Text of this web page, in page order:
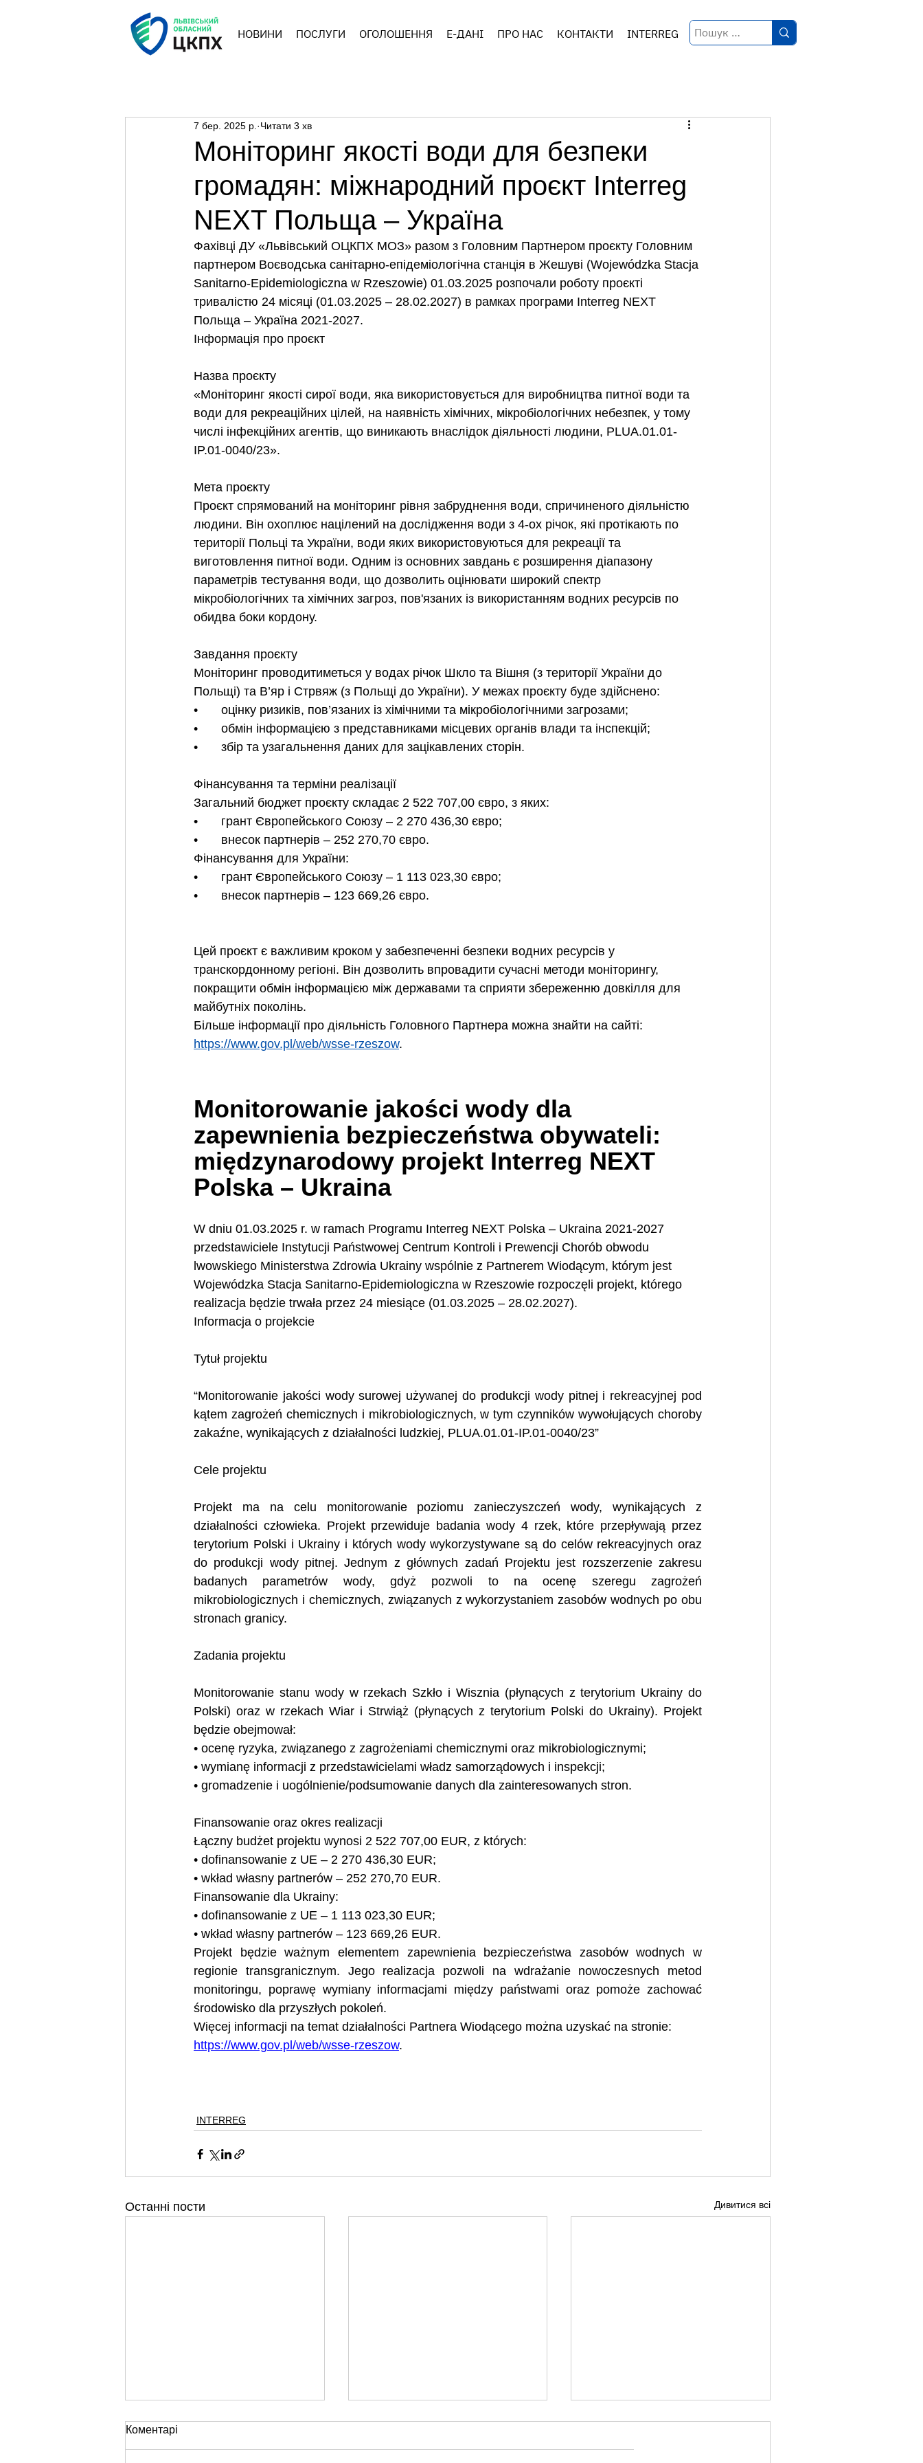
НОВИНИ ПОСЛУГИ ОГОЛОШЕННЯ E-ДАНІ ПРО НАС КОНТАКТИ INTERREG
Моніторинг якості води для безпеки
громадян: міжнародний проєкт Interreg
NEXT Польща – Україна
7 бер. 2025 р. Читати 3 хв
Фахівці ДУ «Львівський ОЦКПХ МОЗ» разом з Головним Партнером проєкту Головним
партнером Воєводська санітарно-епідеміологічна станція в Жешуві (Wojewódzka Stacja
Sanitarno-Epidemiologiczna w Rzeszowie) 01.03.2025 розпочали роботу проєкті
тривалістю 24 місяці (01.03.2025 – 28.02.2027) в рамках програми Interreg NEXT
Польща – Україна 2021-2027.
Інформація про проєкт
Назва проєкту
«Моніторинг якості сирої води, яка використовується для виробництва питної води та
води для рекреаційних цілей, на наявність хімічних, мікробіологічних небезпек, у тому
числі інфекційних агентів, що виникають внаслідок діяльності людини, PLUA.01.01-
IP.01-0040/23».
Мета проєкту
Проєкт спрямований на моніторинг рівня забруднення води, спричиненого діяльністю
людини. Він охоплює націлений на дослідження води з 4-ох річок, які протікають по
території Польці та України, води яких використовуються для рекреації та
виготовлення питної води. Одним із основних завдань є розширення діапазону
параметрів тестування води, що дозволить оцінювати широкий спектр
мікробіологічних та хімічних загроз, пов'язаних із використанням водних ресурсів по
обидва боки кордону.
Завдання проєкту
Моніторинг проводитиметься у водах річок Шкло та Вішня (з території України до
Польщі) та В’яр і Стрвяж (з Польщі до України). У межах проєкту буде здійснено:
•	оцінку ризиків, пов’язаних із хімічними та мікробіологічними загрозами;
•	обмін інформацією з представниками місцевих органів влади та інспекцій;
•	збір та узагальнення даних для зацікавлених сторін.
Фінансування та терміни реалізації
Загальний бюджет проєкту складає 2 522 707,00 євро, з яких:
•	грант Європейського Союзу – 2 270 436,30 євро;
•	внесок партнерів – 252 270,70 євро.
Фінансування для України:
•	грант Європейського Союзу – 1 113 023,30 євро;
•	внесок партнерів – 123 669,26 євро.
Цей проєкт є важливим кроком у забезпеченні безпеки водних ресурсів у
транскордонному регіоні. Він дозволить впровадити сучасні методи моніторингу,
покращити обмін інформацією між державами та сприяти збереженню довкілля для
майбутніх поколінь.
Більше інформації про діяльність Головного Партнера можна знайти на сайті:
https://www.gov.pl/web/wsse-rzeszow.
Monitorowanie jakości wody dla
zapewnienia bezpieczeństwa obywateli:
międzynarodowy projekt Interreg NEXT
Polska – Ukraina
W dniu 01.03.2025 r. w ramach Programu Interreg NEXT Polska – Ukraina 2021-2027
przedstawiciele Instytucji Państwowej Centrum Kontroli i Prewencji Chorób obwodu
lwowskiego Ministerstwa Zdrowia Ukrainy wspólnie z Partnerem Wiodącym, którym jest
Wojewódzka Stacja Sanitarno-Epidemiologiczna w Rzeszowie rozpoczęli projekt, którego
realizacja będzie trwała przez 24 miesiące (01.03.2025 – 28.02.2027).
Informacja o projekcie
Tytuł projektu
“Monitorowanie jakości wody surowej używanej do produkcji wody pitnej i rekreacyjnej pod
kątem zagrożeń chemicznych i mikrobiologicznych, w tym czynników wywołujących choroby
zakaźne, wynikających z działalności ludzkiej, PLUA.01.01-IP.01-0040/23”
Cele projektu
Projekt ma na celu monitorowanie poziomu zanieczyszczeń wody, wynikających z
działalności człowieka. Projekt przewiduje badania wody 4 rzek, które przepływają przez
terytorium Polski i Ukrainy i których wody wykorzystywane są do celów rekreacyjnych oraz
do produkcji wody pitnej. Jednym z głównych zadań Projektu jest rozszerzenie zakresu
badanych parametrów wody, gdyż pozwoli to na ocenę szeregu zagrożeń
mikrobiologicznych i chemicznych, związanych z wykorzystaniem zasobów wodnych po obu
stronach granicy.
Zadania projektu
Monitorowanie stanu wody w rzekach Szkło i Wisznia (płynących z terytorium Ukrainy do
Polski) oraz w rzekach Wiar i Strwiąż (płynących z terytorium Polski do Ukrainy). Projekt
będzie obejmował:
• ocenę ryzyka, związanego z zagrożeniami chemicznymi oraz mikrobiologicznymi;
• wymianę informacji z przedstawicielami władz samorządowych i inspekcji;
• gromadzenie i uogólnienie/podsumowanie danych dla zainteresowanych stron.
Finansowanie oraz okres realizacji
Łączny budżet projektu wynosi 2 522 707,00 EUR, z których:
• dofinansowanie z UE – 2 270 436,30 EUR;
• wkład własny partnerów – 252 270,70 EUR.
Finansowanie dla Ukrainy:
• dofinansowanie z UE – 1 113 023,30 EUR;
• wkład własny partnerów – 123 669,26 EUR.
Projekt będzie ważnym elementem zapewnienia bezpieczeństwa zasobów wodnych w
regionie transgranicznym. Jego realizacja pozwoli na wdrażanie nowoczesnych metod
monitoringu, poprawę wymiany informacjami między państwami oraz pomoże zachować
środowisko dla przyszłych pokoleń.
Więcej informacji na temat działalności Partnera Wiodącego można uzyskać na stronie:
https://www.gov.pl/web/wsse-rzeszow.
INTERREG
Останні пости Дивитися всі
Коментарі